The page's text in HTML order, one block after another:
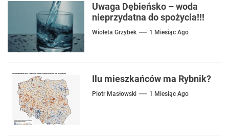
Uwaga Dębieńsko – woda
nieprzydatna do spożycia!!!
Wioleta Grzybek 1 Miesiąc Ago
Ilu mieszkańców ma Rybnik?
Piotr Masłowski 1 Miesiąc Ago